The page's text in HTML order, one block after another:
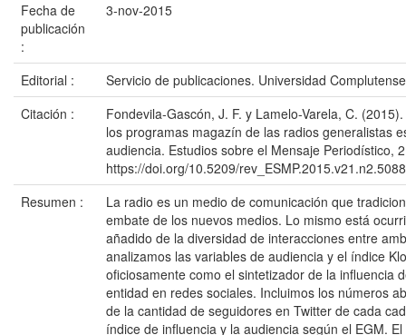
Fecha de
publicación
:
3-nov-2015
Editorial :
Servicio de publicaciones. Universidad
Citación :
Fondevila-Gascón, J. F. y Lamelo-Varela, C.
los programas magazín de las radios generalistas
audiencia. Estudios sobre el Mensaje Periodístico,
https://doi.org/10.5209/
Resumen :
La radio es un medio de comunicación que
embate de los nuevos medios. Lo mismo está
añadido de la diversidad de interacciones entre
analizamos las variables de audiencia y el índice
oficiosamente como el sintetizador de la influencia
entidad en redes sociales. Incluimos los números
de la cantidad de seguidores en Twitter de cada
índice de influencia y la audiencia según el EGM.